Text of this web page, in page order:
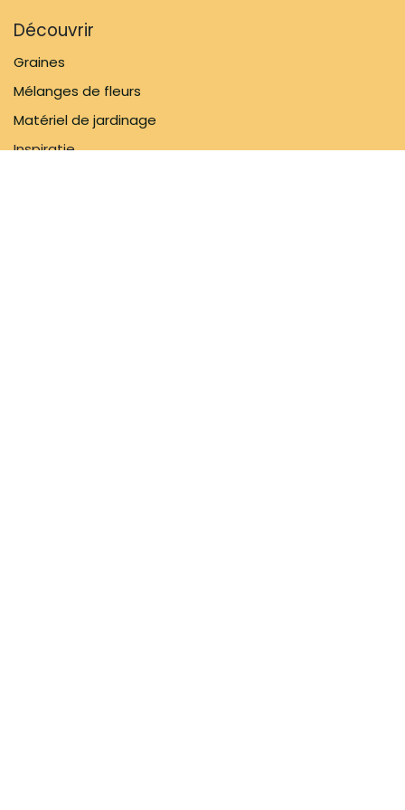
Découvrir
Graines
Mélanges de fleurs
Matériel de jardinage
Inspiratie